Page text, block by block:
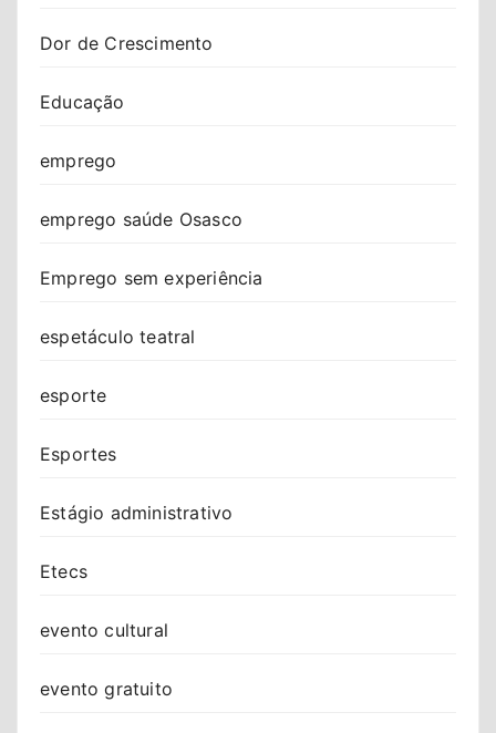
Dor de Crescimento
Educação
emprego
emprego saúde Osasco
Emprego sem experiência
espetáculo teatral
esporte
Esportes
Estágio administrativo
Etecs
evento cultural
evento gratuito